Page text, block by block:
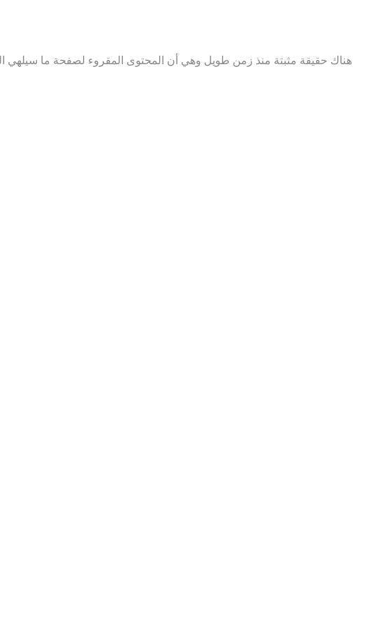
هناك حقيقة مثبتة منذ زمن طويل وهي أن المحتوى المقروء لصفحة ما سيلهي